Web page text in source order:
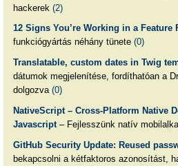
hackerek (2)
12 Signs You’re Working in a Feature
funkciógyártás néhány tünete (0)
Translatable, custom dates in Twig
dátumok megjelenítése, fordíthatóan a
dolgozva (0)
NativeScript – Cross-Platform Native
Javascript– Fejlesszünk natív
GitHub Security Update: Reused
bekapcsolni a kétfaktoros azonosítást,